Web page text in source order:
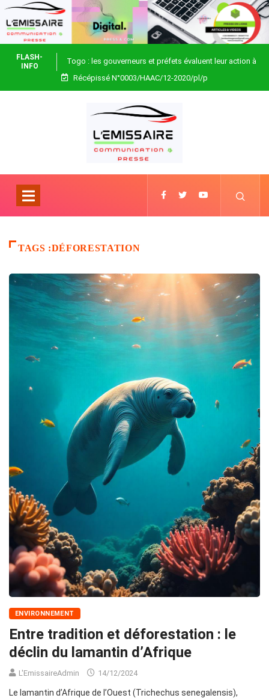
FLASH-
INFO
Togo : les gouverneurs et préfets évaluent leur action à
Blitta
Récépissé N°0003/HAAC/12-2020/pl/p
TAGS :DÉFORESTATION
ENVIRONNEMENT
Entre tradition et déforestation : le
déclin du lamantin d’Afrique
L'EmissaireAdmin 14/12/2024
Le lamantin d’Afrique de l’Ouest (Trichechus senegalensis),